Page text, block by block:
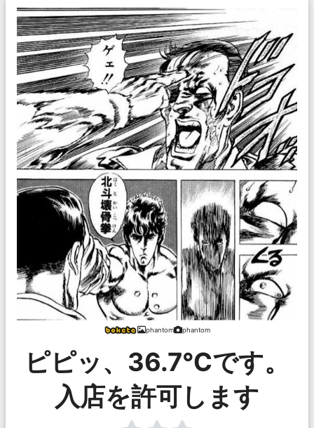
phantom phantom
ピピッ、36.7℃です。
入店を許可します